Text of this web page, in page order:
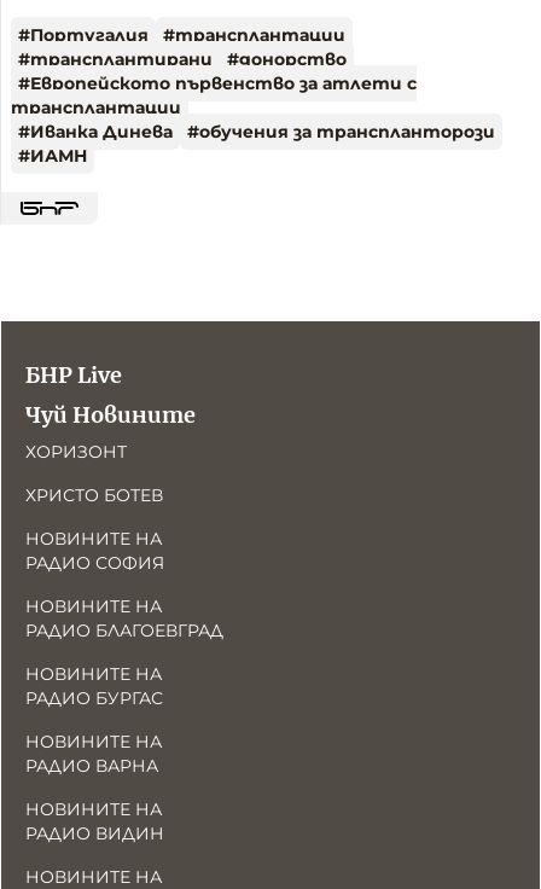
#Португалия #трансплантации
#трансплантирани #донорство
#Европейското първенство за атлети с
трансплантации
#Иванка Динева #обучения за транспланторози
#ИАМН
БНР Live
Чуй Новините
ХОРИЗОНТ
ХРИСТО БОТЕВ
НОВИНИТЕ НА
РАДИО СОФИЯ
НОВИНИТЕ НА
РАДИО БЛАГОЕВГРАД
НОВИНИТЕ НА
РАДИО БУРГАС
НОВИНИТЕ НА
РАДИО ВАРНА
НОВИНИТЕ НА
РАДИО ВИДИН
НОВИНИТЕ НА